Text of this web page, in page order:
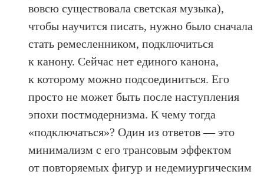
вовсю существовала светская музыка),
чтобы научится писать, нужно было сначала
стать ремесленником, подключиться
к канону. Сейчас нет единого канона,
к которому можно подсоединиться. Его
просто не может быть после наступления
эпохи постмодернизма. К чему тогда
«подключаться»? Один из ответов — это
минимализм с его трансовым эффектом
от повторяемых фигур и недемиургическим